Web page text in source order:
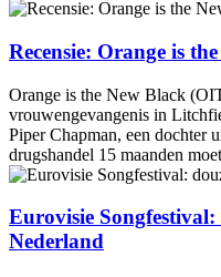
Recensie: Orange is
Orange is the New Black
vrouwengevangenis in
Piper Chapman, een dochter
drugshandel 15 maanden
Eurovisie
Nederland